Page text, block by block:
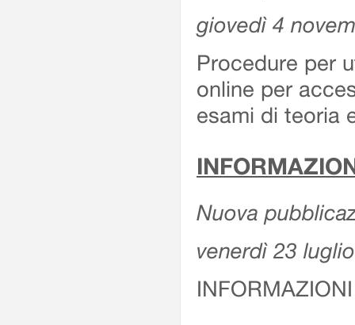
giovedì 4
Procedure per
online per
esami di teoria
Nuova
venerdì 23